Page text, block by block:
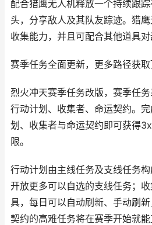
配合猎鹰无人机释放一个持续跟
头，分享敌人及其队友踪迹。猎
收集能力，并且可配合其他道具对
赛季任务全面更新，更多路径获
烈火冲天赛季任务改版，赛季任务
行动计划、收集者、命运契约。
划、收集者与命运契约即可获得
限。
行动计划由主线任务及支线任务构
开放更多可以自选的支线任务；
具，每日可以自动刷新、手动刷
契约的高难任务将在赛季开始就